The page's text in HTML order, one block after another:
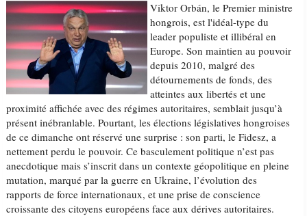
Viktor Orbán, le Premier ministre
hongrois, est l'idéal-type du
leader populiste et illibéral en
Europe. Son maintien au pouvoir
depuis 2010, malgré des
détournements de fonds, des
atteintes aux libertés et une
proximité affichée avec des régimes autoritaires, semblait jusqu’à
présent inébranlable. Pourtant, les élections législatives hongroises
de ce dimanche ont réservé une surprise : son parti, le Fidesz, a
nettement perdu le pouvoir. Ce basculement politique n’est pas
anecdotique mais s’inscrit dans un contexte géopolitique en pleine
mutation, marqué par la guerre en Ukraine, l’évolution des
rapports de force internationaux, et une prise de conscience
croissante des citoyens européens face aux dérives autoritaires.